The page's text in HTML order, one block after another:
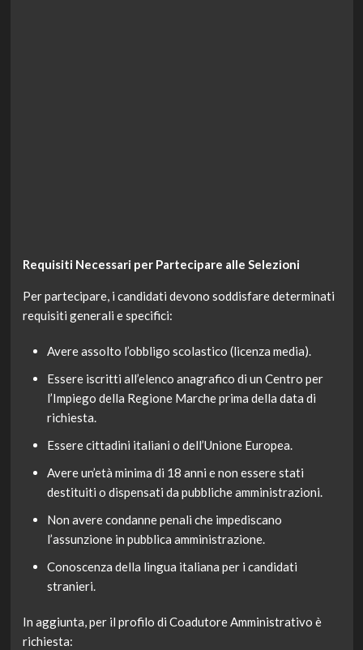
Requisiti Necessari per Partecipare alle Selezioni
Per partecipare, i candidati devono soddisfare determinati
requisiti generali e specifici:
Avere assolto l’obbligo scolastico (licenza media).
Essere iscritti all’elenco anagrafico di un Centro per
l’Impiego della Regione Marche prima della data di
richiesta.
Essere cittadini italiani o dell’Unione Europea.
Avere un’età minima di 18 anni e non essere stati
destituiti o dispensati da pubbliche amministrazioni.
Non avere condanne penali che impediscano
l’assunzione in pubblica amministrazione.
Conoscenza della lingua italiana per i candidati
stranieri.
In aggiunta, per il profilo di Coadutore Amministrativo è
richiesta: